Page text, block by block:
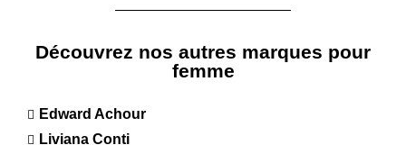
Découvrez nos autres marques pour
femme
Edward Achour
Liviana Conti